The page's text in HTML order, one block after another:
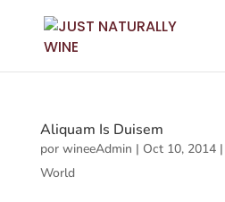
Aliquam Is Duisem
por wineeAdmin | Oct 10, 2014|
World